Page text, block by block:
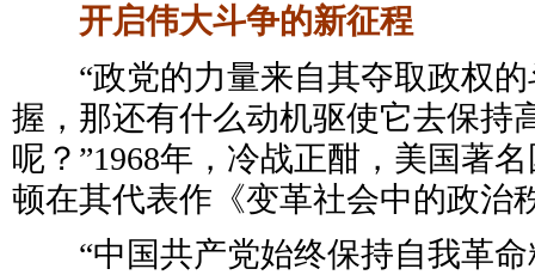
开启伟大斗争的新征程
“政党的力量来自其夺取政权的
握，那还有什么动机驱使它去保持
呢？”1968年，冷战正酣，美国著
顿在其代表作《变革社会中的政治
“中国共产党始终保持自我革命